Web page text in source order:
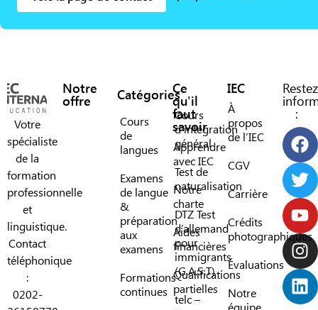
Votre
spécialiste
de la
formation
professionnelle
et
linguistique.
Contact
téléphonique
:
0202-
Notre
offre
Cours
de
langues
Examens
de langue
&
préparation
aux
examens
Formations
continues
Catégories
Cours
d’intégration
général
Test de
naturalisation
DTZ Test
d’allemand
pour
immigrants
(G.A.S.T)
telc –
Ce
qu'il
faut
savoir
Apprendre
avec IEC
Notre
charte
Aides
financières
Qualifications
partielles
IEC
À
propos
de l’IEC
CGV
Carrière
Crédits
photographiques
Évaluations
Notre
équipe
Restez
: